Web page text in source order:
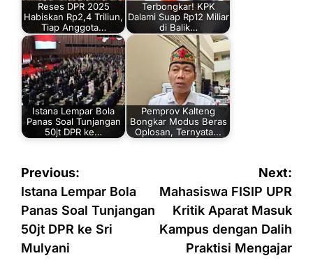
Reses DPR 2025
Habiskan Rp2,4 Triliun,
Tiap Anggota…
Terbongkar! KPK
Dalami Suap Rp12 Miliar
di Balik…
Istana Lempar Bola
Panas Soal Tunjangan
50jt DPR ke…
Pemprov Kalteng
Bongkar Modus Beras
Oplosan, Ternyata...
Navigasi
pos
Previous:
Istana Lempar Bola
Panas Soal Tunjangan
50jt DPR ke Sri
Mulyani
Next:
Mahasiswa FISIP UPR
Kritik Aparat Masuk
Kampus dengan Dalih
Praktisi Mengajar